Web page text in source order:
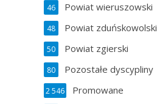
Powiat wieruszowski
46
Powiat zduńskowolski
48
Powiat zgierski
50
Pozostałe dyscypliny
80
Promowane
2 546